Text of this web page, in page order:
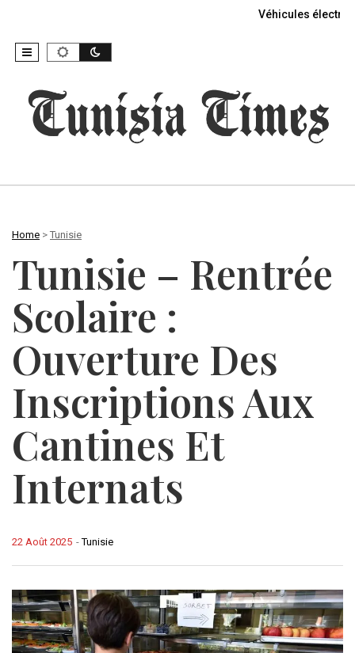
Véhicules
Home > Tunisie
Tunisie – Rentrée
Scolaire :
Ouverture Des
Inscriptions Aux
Cantines Et
Internats
-Tunisie
22 Août 2025